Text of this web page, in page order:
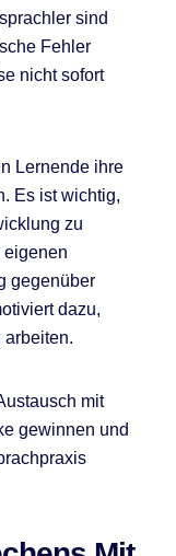
sind
Fehler
nicht sofort
Lernende ihre
Es ist wichtig,
zu
eigenen
gegenüber
dazu,
arbeiten.
mit
gewinnen und